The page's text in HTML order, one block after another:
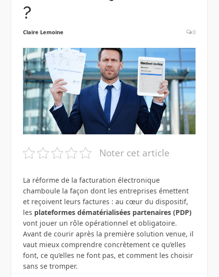
?
Claire Lemoine 0
Noter cet article
La réforme de la facturation électronique
chamboule la façon dont les entreprises émettent
et reçoivent leurs factures : au cœur du dispositif,
les plateformes dématérialisées partenaires (PDP)
vont jouer un rôle opérationnel et obligatoire.
Avant de courir après la première solution venue, il
vaut mieux comprendre concrètement ce qu’elles
font, ce qu’elles ne font pas, et comment les choisir
sans se tromper.